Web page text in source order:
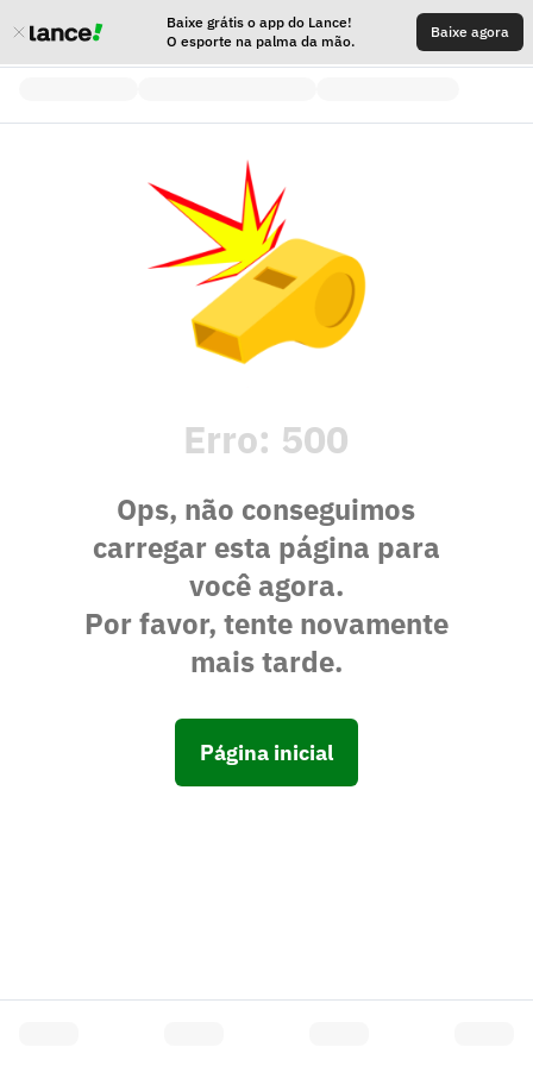
Baixe grátis o app do Lance!
O esporte na palma da mão.
Baixe agora
Erro: 500
Ops, não conseguimos
carregar esta página para
você agora.
Por favor, tente novamente
mais tarde.
Página inicial